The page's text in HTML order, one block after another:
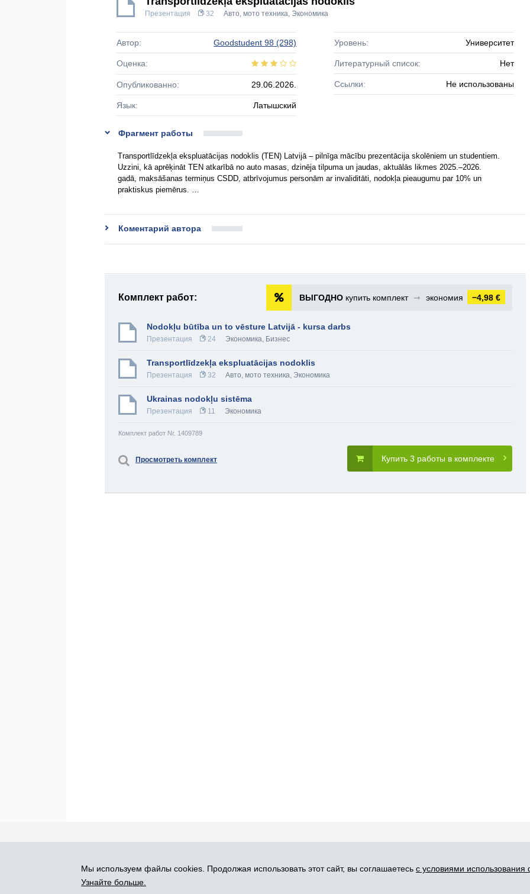
Презентация 32 Авто, мото техника, Экономика
Автор: Goodstudent 98 (298)
Оценка:
Опубликованно: 29.06.2026.
Язык: Латышский
Уровень: Университет
Литературный список: Нет
Ссылки: Не использованы
Фрагмент работы
Transportlīdzekļa ekspluatācijas nodoklis (TEN) Latvijā – pilnīga mācību prezentācija skolēniem un studentiem.
Uzzini, kā aprēķināt TEN atkarībā no auto masas, dzinēja tilpuma un jaudas, aktuālās likmes 2025.–2026.
gadā, maksāšanas termiņus CSDD, atbrīvojumus personām ar invaliditāti, nodokļa pieaugumu par 10% un
praktiskus piemērus. …
Коментарий автора
Комплект работ: ВЫГОДНО купить комплект ➞ экономия −4,98 €
Nodokļu būtība un to vēsture Latvijā - kursa darbs
Презентация 24 Экономика, Бизнес
Transportlīdzekļa ekspluatācijas nodoklis
Презентация 32 Авто, мото техника, Экономика
Ukrainas nodokļu sistēma
Презентация 11 Экономика
Комплект работ Nr. 1409789
Купить 3 работы в комплекте
Просмотреть комплект
SIA „CDI” © 2002 - 2026
Мы используем файлы cookies. Продолжая использовать этот сайт, вы соглашаетесь с условиями использования
Узнайте больше.